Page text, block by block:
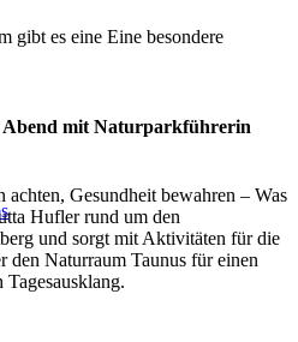
Abend mit Naturparkführerin
achten, Gesundheit bewahren – Was
Hufler rund um den
und sorgt mit Aktivitäten für die
den Naturraum Taunus für einen
Tagesausklang.